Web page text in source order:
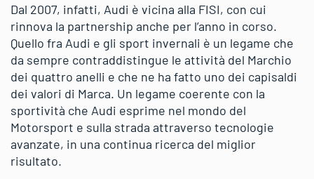
Dal 2007, infatti, Audi è vicina alla FISI, con cui
rinnova la partnership anche per l’anno in corso.
Quello fra Audi e gli sport invernali è un legame che
da sempre contraddistingue le attività del Marchio
dei quattro anelli e che ne ha fatto uno dei capisaldi
dei valori di Marca. Un legame coerente con la
sportività che Audi esprime nel mondo del
Motorsport e sulla strada attraverso tecnologie
avanzate, in una continua ricerca del miglior
risultato.